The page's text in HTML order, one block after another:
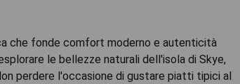
che fonde comfort moderno e autenticità
le bellezze naturali dell'isola di Skye,
perdere l'occasione di gustare piatti tipici al